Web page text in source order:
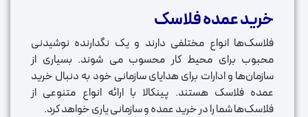
خرید عمده فلاسک
فلاسک‌ها انواع مختلفی دارند و یک نگدارنده نوشیدنی
محبوب برای محیط کار محسوب می شوند. بسیاری از
سازمان‌ها و ادارات برای هدایای سازمانی خود به دنبال خرید
عمده فلاسک هستند. پینکالا با ارائه انواع متنوعی از
فلاسک‌ها شما را در خرید عمده و سازمانی یاری خواهد کرد.